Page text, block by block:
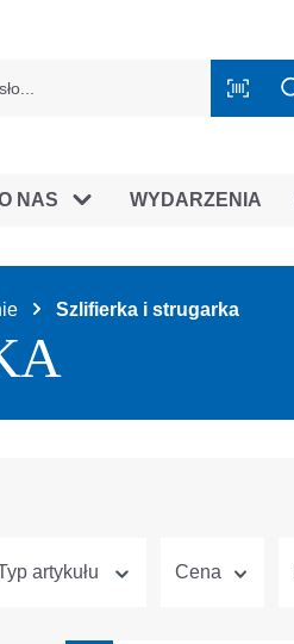
NAS WYDARZENIA
Szlifierka i strugarka
artykułu Cena